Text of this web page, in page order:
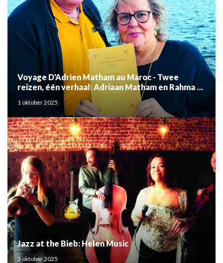
Voyage D'Adrien Matham au Maroc - Twee
reizen, één verhaal: Adriaan Matham en Rahma el
Mouden
1 oktober 2025
Jazz at the Bieb: Helen Music
3 oktober 2025